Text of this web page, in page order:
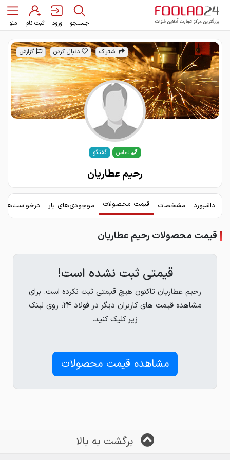
جستجو ورود ثبت نام منو
اشتراک دنبال کردن گزارش
تماس گفتگو
رحیم عطاریان
داشبورد مشخصات قیمت محصولات موجودی‌های بار
قیمت محصولات رحیم عطاریان
قیمتی ثبت نشده است!
رحیم عطاریان تاکنون هیچ قیمتی ثبت نکرده است. برای
مشاهده قیمت های کاربران دیگر در فولاد ۲۴، روی لینک
زیر کلیک کنید.
مشاهده قیمت محصولات
برگشت به بالا